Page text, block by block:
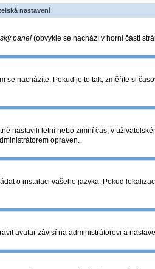
nastavení
panel (obvykle se nachází v horní části
nacházíte. Pokud je to tak, změňte si
nastavili letní nebo zimní čas, v
opraven.
o instalaci vašeho jazyka. Pokud
avatar závisí na administrátorovi a